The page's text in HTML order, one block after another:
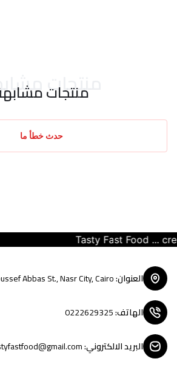
منتجات
منتجات
حدث خطأ ما
Tasty Fast Food ...
العنوان:
Abbas St., Nasr City, Cairo
الهاتف:
0222629325
البريد الالكتروني: